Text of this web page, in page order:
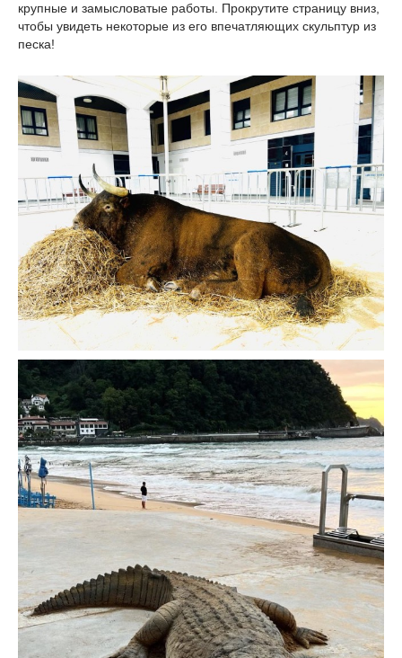
крупные и замысловатые работы. Прокрутите страницу вниз,
чтобы увидеть некоторые из его впечатляющих скульптур из
песка!